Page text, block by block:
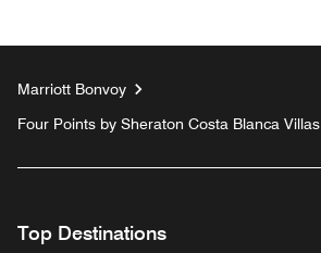
Marriott Bonvoy
Four Points by Sheraton Costa Blanca Villas
Top Destinations